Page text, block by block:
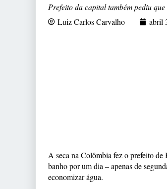
Prefeito da capital também pediu
Luiz Carlos Carvalho
abril
A seca na Colômbia fez o prefeito
banho por um dia – apenas de
economizar água.